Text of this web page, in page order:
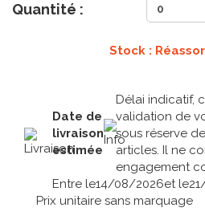
Quantité :
Stock :
Date de
livraison
estimée
Délai indicatif,
validation de
sous réserve
articles. Il ne
engagement
Entre le14/08/2026et le
Prix unitaire sans marquage